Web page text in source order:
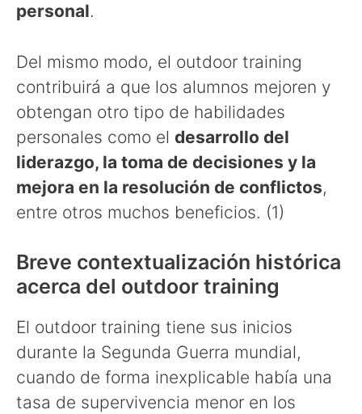
personal.
Del mismo modo, el outdoor training
contribuirá a que los alumnos mejoren y
obtengan otro tipo de habilidades
personales como el desarrollo del
liderazgo, la toma de decisiones y la
mejora en la resolución de conflictos,
entre otros muchos beneficios. (1)
Breve contextualización histórica
acerca del outdoor training
El outdoor training tiene sus inicios
durante la Segunda Guerra mundial,
cuando de forma inexplicable había una
tasa de supervivencia menor en los